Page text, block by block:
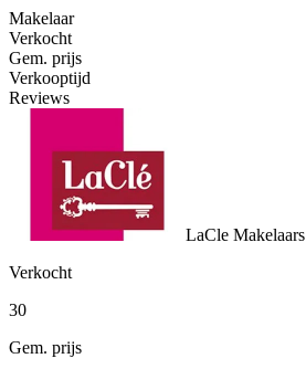
Makelaar
Verkocht
Gem. prijs
Verkooptijd
Reviews
LaCle Makelaars
Verkocht
30
Gem. prijs